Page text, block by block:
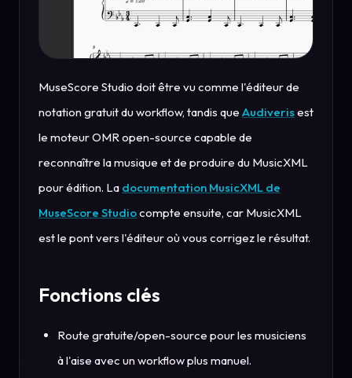
MuseScore Studio doit être vu comme l'éditeur de
notation gratuit du workflow, tandis que Audiverisest
le moteur OMR open-source capable de
reconnaître la musique et de produire du MusicXML
pour édition. La documentation MusicXML de
MuseScore Studiocompte ensuite, car MusicXML
est le pont vers l'éditeur où vous corrigez le résultat.
Fonctions clés
Route gratuite/open-source pour les musiciens
à l'aise avec un workflow plus manuel.